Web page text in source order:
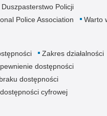
Duszpasterstwo Policji
Police Association
Warto
Zakres działalności
dostępności
dostępności
cyfrowej